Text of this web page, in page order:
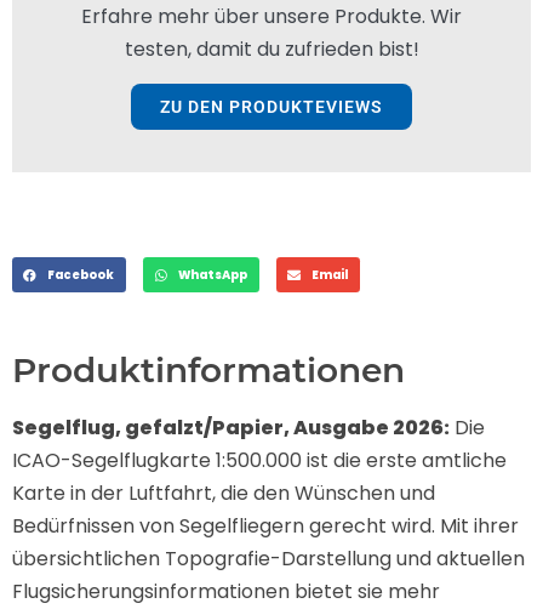
Erfahre mehr über unsere Produkte. Wir
testen, damit du zufrieden bist!
ZU DEN PRODUKTEVIEWS
Facebook WhatsApp Email
Produktinformationen
Segelflug, gefalzt/Papier, Ausgabe 2026: Die
ICAO-Segelflugkarte 1:500.000 ist die erste amtliche
Karte in der Luftfahrt, die den Wünschen und
Bedürfnissen von Segelfliegern gerecht wird. Mit ihrer
übersichtlichen Topografie-Darstellung und aktuellen
Flugsicherungsinformationen bietet sie mehr